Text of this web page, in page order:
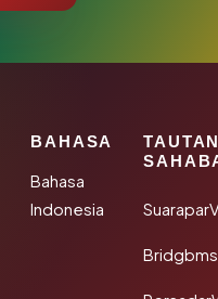
BAHASA
Bahasa
Indonesia